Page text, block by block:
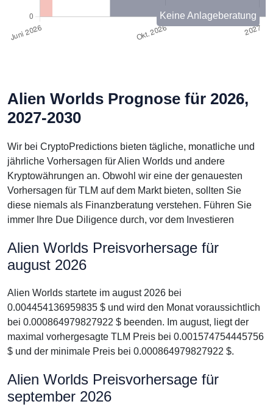
Keine Anlageberatung
Alien Worlds Prognose für 2026,
2027-2030
Wir bei CryptoPredictions bieten tägliche, monatliche und
jährliche Vorhersagen für Alien Worlds und andere
Kryptowährungen an. Obwohl wir eine der genauesten
Vorhersagen für TLM auf dem Markt bieten, sollten Sie
diese niemals als Finanzberatung verstehen. Führen Sie
immer Ihre Due Diligence durch, vor dem Investieren
Alien Worlds Preisvorhersage für
august 2026
Alien Worlds startete im august 2026 bei
0.004454136959835 $ und wird den Monat voraussichtlich
bei 0.000864979827922 $ beenden. Im august, liegt der
maximal vorhergesagte TLM Preis bei 0.001574754445756
$ und der minimale Preis bei 0.000864979827922 $.
Alien Worlds Preisvorhersage für
september 2026